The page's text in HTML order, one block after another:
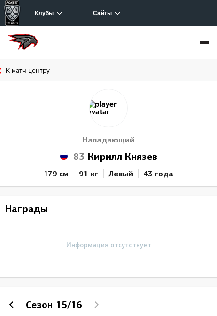
Клубы Сайты
К матч-центру
Нападающий
83 Кирилл Князев
179 см 91 кг Левый 43 года
Награды
Информация отсутствует
Сезон 15/16